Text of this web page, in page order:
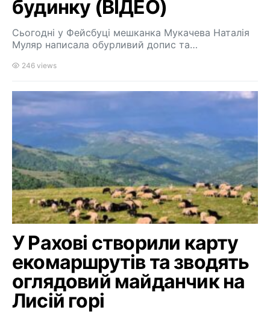
будинку (ВІДЕО)
Сьогодні у Фейсбуці мешканка Мукачева Наталія
Муляр написала обурливий допис та…
246 views
У Рахові створили карту
екомаршрутів та зводять
оглядовий майданчик на
Лисій горі